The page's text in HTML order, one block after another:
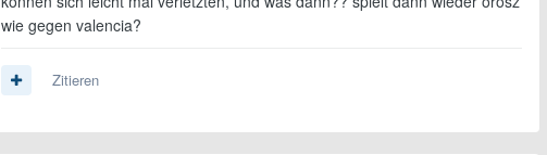
wie gegen valencia?
Zitieren